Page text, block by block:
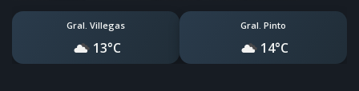
Gral. Villegas
13°C
Gral. Pinto
14°C